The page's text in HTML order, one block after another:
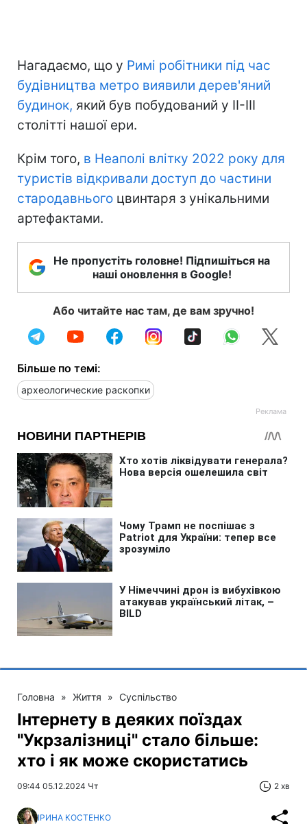
Нагадаємо, що у Римі робітники під час
будівництва метро виявили дерев'яний
будинок, який був побудований у II-III
столітті нашої ери.
Крім того, в Неаполі влітку 2022 року для
туристів відкривали доступ до частини
стародавнього цвинтаря з унікальними
артефактами.
Не пропустіть головне! Підпишіться на
наші оновлення в Google!
Або читайте нас там, де вам зручно!
Більше по темі:
археологические раскопки
Головна » Життя » Суспільство
Інтернету в деяких поїздах
"Укрзалізниці" стало більше:
хто і як може скористатись
09:44 05.12.2024 Чт 2 хв
ІРИНА КОСТЕНКО